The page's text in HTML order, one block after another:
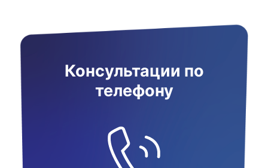
Консультации по
телефону